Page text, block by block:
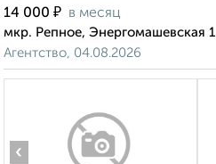
14 000 ₽ в месяц
мкр. Репное, Энергомашевская 1
Агентство, 04.08.2026
‹